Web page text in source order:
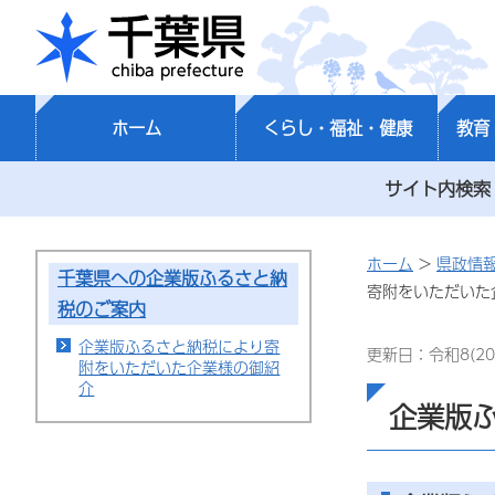
千葉県
ホーム くらし・福祉・健康 教育
サイト内検索
千葉県への企業版ふるさと納
税のご案内
企業版ふるさと納税により寄
附をいただいた企業様の御紹
介
ホーム > 県政情
寄附をいただい
更新日：令和
企業版